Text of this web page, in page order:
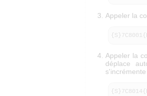
Appeler la
Appeler la
déplace